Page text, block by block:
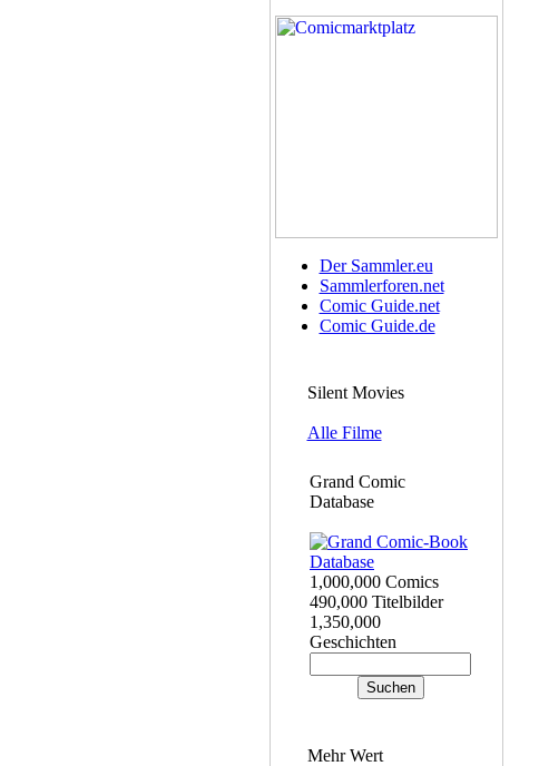
Der Sammler.eu
Sammlerforen.net
Comic Guide.net
Comic Guide.de
Silent Movies
Alle Filme
Grand Comic
Database
1,000,000 Comics
490,000 Titelbilder
1,350,000
Geschichten
Mehr Wert